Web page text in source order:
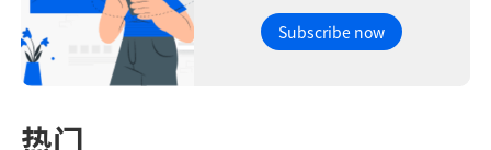
Subscribe now
热门